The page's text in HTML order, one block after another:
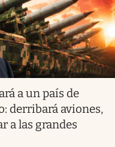
a un país de
derribará aviones,
a las grandes